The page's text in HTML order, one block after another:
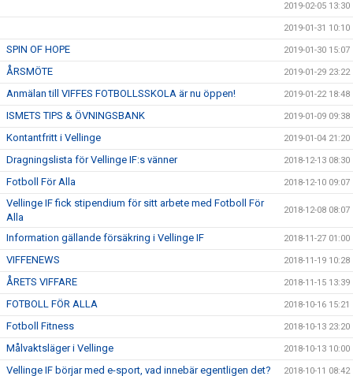
2019-02-05 13:30
2019-01-31 10:10
SPIN OF HOPE 2019-01-30 15:07
ÅRSMÖTE 2019-01-29 23:22
Anmälan till VIFFES FOTBOLLSSKOLA är nu öppen! 2019-01-22 18:48
ISMETS TIPS & ÖVNINGSBANK 2019-01-09 09:38
Kontantfritt i Vellinge 2019-01-04 21:20
Dragningslista för Vellinge IF:s vänner 2018-12-13 08:30
Fotboll För Alla 2018-12-10 09:07
Vellinge IF fick stipendium för sitt arbete med Fotboll För
Alla
2018-12-08 08:07
Information gällande försäkring i Vellinge IF 2018-11-27 01:00
VIFFENEWS 2018-11-19 10:28
ÅRETS VIFFARE 2018-11-15 13:39
FOTBOLL FÖR ALLA 2018-10-16 15:21
Fotboll Fitness 2018-10-13 23:20
Målvaktsläger i Vellinge 2018-10-13 10:00
Vellinge IF börjar med e-sport, vad innebär egentligen det? 2018-10-11 08:42